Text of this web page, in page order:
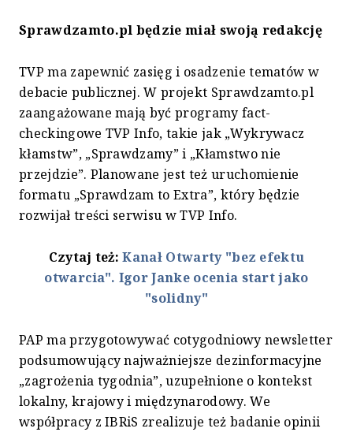
Sprawdzamto.pl będzie miał swoją redakcję
TVP ma zapewnić zasięg i osadzenie tematów w
debacie publicznej. W projekt Sprawdzamto.pl
zaangażowane mają być programy fact-
checkingowe TVP Info, takie jak „Wykrywacz
kłamstw”, „Sprawdzamy” i „Kłamstwo nie
przejdzie”. Planowane jest też uruchomienie
formatu „Sprawdzam to Extra”, który będzie
rozwijał treści serwisu w TVP Info.
Czytaj też:Kanał Otwarty "bez efektu
otwarcia". Igor Janke ocenia start jako
"solidny"
PAP ma przygotowywać cotygodniowy newsletter
podsumowujący najważniejsze dezinformacyjne
„zagrożenia tygodnia”, uzupełnione o kontekst
lokalny, krajowy i międzynarodowy. We
współpracy z IBRiS zrealizuje też badanie opinii